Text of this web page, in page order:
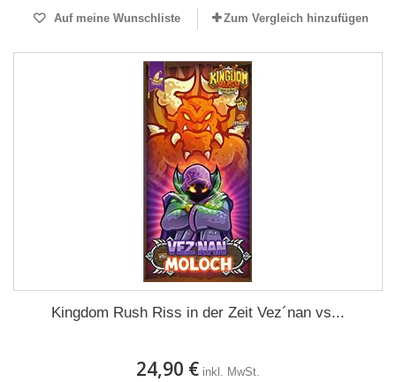
Auf meine Wunschliste Zum Vergleich hinzufügen
Kingdom Rush Riss in der Zeit Vez´nan vs...
24,90 € inkl. MwSt.